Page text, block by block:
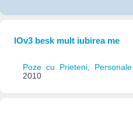
lOv3 besk mult iubirea me
Poze cu Prieteni, Personale
2010